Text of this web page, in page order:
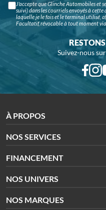
J'accepte que Glinche Automobiles et
suivi) dans les courriels envoyés à cette
laquelle je le fais et le terminal utilisé,
Facultatif, révocable à tout moment
Suivez-nous
À PROPOS
NOS SERVICES
FINANCEMENT
NOS UNIVERS
NOS MARQUES